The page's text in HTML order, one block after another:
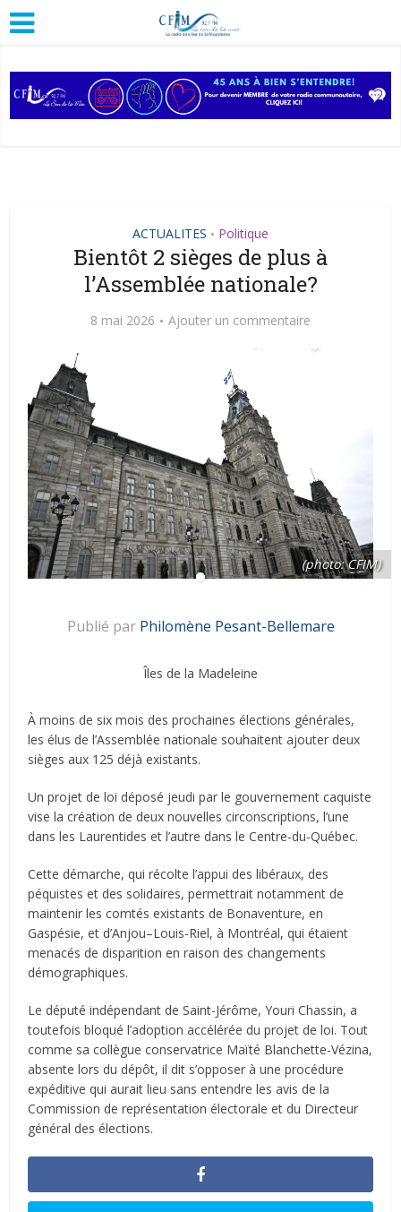
ACTUALITES • Politique
Bientôt 2 sièges de plus à
l’Assemblée nationale?
8 mai 2026 Ajouter un commentaire
(photo: CFIM)
Publié par Philomène Pesant-Bellemare
Îles de la Madeleine
À moins de six mois des prochaines élections générales,
les élus de l’Assemblée nationale souhaitent ajouter deux
sièges aux 125 déjà existants.
Un projet de loi déposé jeudi par le gouvernement caquiste
vise la création de deux nouvelles circonscriptions, l’une
dans les Laurentides et l’autre dans le Centre-du-Québec.
Cette démarche, qui récolte l’appui des libéraux, des
péquistes et des solidaires, permettrait notamment de
maintenir les comtés existants de Bonaventure, en
Gaspésie, et d’Anjou–Louis-Riel, à Montréal, qui étaient
menacés de disparition en raison des changements
démographiques.
Le député indépendant de Saint-Jérôme, Youri Chassin, a
toutefois bloqué l’adoption accélérée du projet de loi. Tout
comme sa collègue conservatrice Maïté Blanchette-Vézina,
absente lors du dépôt, il dit s’opposer à une procédure
expéditive qui aurait lieu sans entendre les avis de la
Commission de représentation électorale et du Directeur
général des élections.